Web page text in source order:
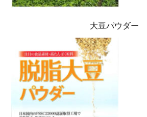
大豆パウダー